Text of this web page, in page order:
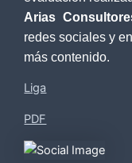
Arias
redes sociales y
más contenido.
Liga
PDF